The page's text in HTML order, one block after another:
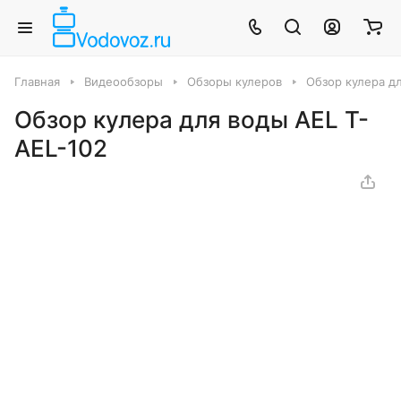
Главная Видеообзоры Обзоры кулеров Обзор кулера
Обзор кулера для воды AEL T-
AEL-102